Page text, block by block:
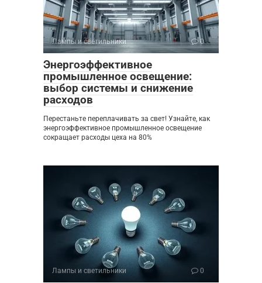
Лампы и светильники 0
Энергоэффективное
промышленное освещение:
выбор системы и снижение
расходов
Перестаньте переплачивать за свет! Узнайте, как
энергоэффективное промышленное освещение
сокращает расходы цеха на 80%
Лампы и светильники 0